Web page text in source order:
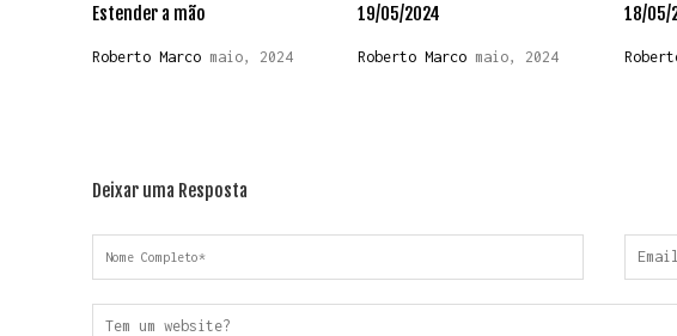
Estender a mão
Roberto Marco maio, 2024
19/05/2024
Roberto Marco maio, 2024
18/05/
Deixar uma Resposta